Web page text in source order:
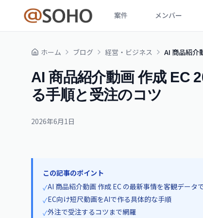
案件 メンバー
ホーム ブログ 経営・ビジネス AI 商品紹介
AI 商品紹介動画 作成 EC
る手順と受注のコツ
2026年6月1日
この記事のポイント
✓AI 商品紹介動画 作成 EC の最新事情を客観データ
✓EC向け短尺動画をAIで作る具体的な手順
✓外注で受注するコツまで網羅